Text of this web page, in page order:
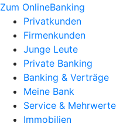
Zum OnlineBanking
Privatkunden
Firmenkunden
Junge Leute
Private Banking
Banking & Verträge
Meine Bank
Service & Mehrwerte
Immobilien